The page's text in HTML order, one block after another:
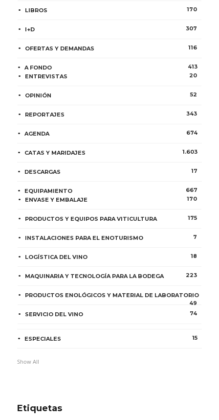
LIBROS 170
I+D 307
OFERTAS Y DEMANDAS 116
A FONDO
413
ENTREVISTAS
20
OPINIÓN 52
REPORTAJES 343
AGENDA 674
CATAS Y MARIDAJES 1.603
DESCARGAS 17
EQUIPAMIENTO
667
ENVASE Y EMBALAJE
170
PRODUCTOS Y EQUIPOS PARA VITICULTURA 175
INSTALACIONES PARA EL ENOTURISMO 7
LOGÍSTICA DEL VINO 18
MAQUINARIA Y TECNOLOGÍA PARA LA BODEGA 223
PRODUCTOS ENOLÓGICOS Y MATERIAL DE LABORATORIO
49
SERVICIO DEL VINO
74
ESPECIALES 15
Show All
Etiquetas